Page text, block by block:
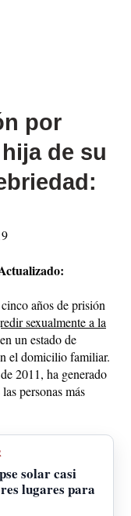
por
de su
años de prisión
sexualmente a la
un estado de
el domicilio familiar.
2011, ha generado
personas más
solar casi
lugares para